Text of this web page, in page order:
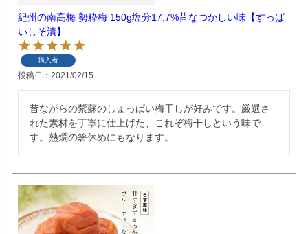
紀州の南高梅 勢粋梅 150g塩分17.7%昔なつかしい味【すっぱ
いしそ漬】
購入者
投稿日 2021/02/15
昔ながらの紫蘇のしょっぱい梅干しが好みです。厳選さ
れた素材を丁寧に仕上げた、これぞ梅干しという味で
す。熱燗の箸休めにもなります。